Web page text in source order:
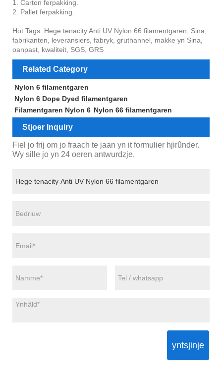
1. Carton ferpakking.
2. Pallet ferpakking.
Hot Tags: Hege tenacity Anti UV Nylon 66 filamentgaren, Sina,
fabrikanten, leveransiers, fabryk, gruthannel, makke yn Sina,
oanpast, kwaliteit, SGS, GRS
Related Category
Nylon 6 filamentgaren
Nylon 6 Dope Dyed filamentgaren
Filamentgaren Nylon 6 Nylon 66 filamentgaren
Stjoer Inquiry
Fiel jo frij om jo fraach te jaan yn it formulier hjirûnder.
Wy sille jo yn 24 oeren antwurdzje.
yntsjinje